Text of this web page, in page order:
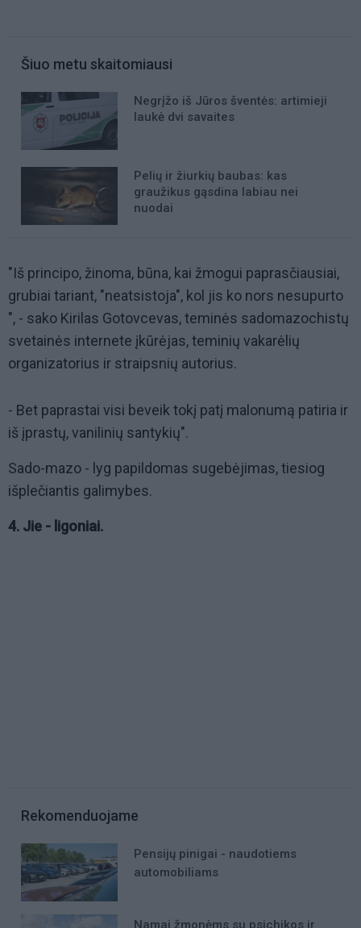
Šiuo metu skaitomiausi
Negrįžo iš Jūros šventės: artimieji
laukė dvi savaites
Pelių ir žiurkių baubas: kas
graužikus gąsdina labiau nei
nuodai
"Iš principo, žinoma, būna, kai žmogui paprasčiausiai,
grubiai tariant, "neatsistoja", kol jis ko nors nesupurto
", - sako Kirilas Gotovcevas, teminės sadomazochistų
svetainės internete įkūrėjas, teminių vakarėlių
organizatorius ir straipsnių autorius.
- Bet paprastai visi beveik tokį patį malonumą patiria ir
iš įprastų, vanilinių santykių".
Sado-mazo - lyg papildomas sugebėjimas, tiesiog
išplečiantis galimybes.
4. Jie - ligoniai.
Rekomenduojame
Pensijų pinigai - naudotiems
automobiliams
Namai žmonėms su psichikos ir